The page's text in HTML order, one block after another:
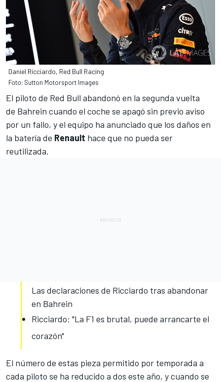
Daniel Ricciardo, Red Bull Racing
Foto: Sutton Motorsport Images
El piloto de Red Bull abandonó en la segunda vuelta
de Bahrein cuando el coche se apagó sin previo aviso
por un fallo, y el equipo ha anunciado que los daños en
la batería de Renault hace que no pueda ser
reutilizada.
Las declaraciones de Ricciardo tras abandonar
en Bahrein
Ricciardo: "La F1 es brutal, puede arrancarte el
corazón"
El número de estas pieza permitido por temporada a
cada piloto se ha reducido a dos este año, y cuando se